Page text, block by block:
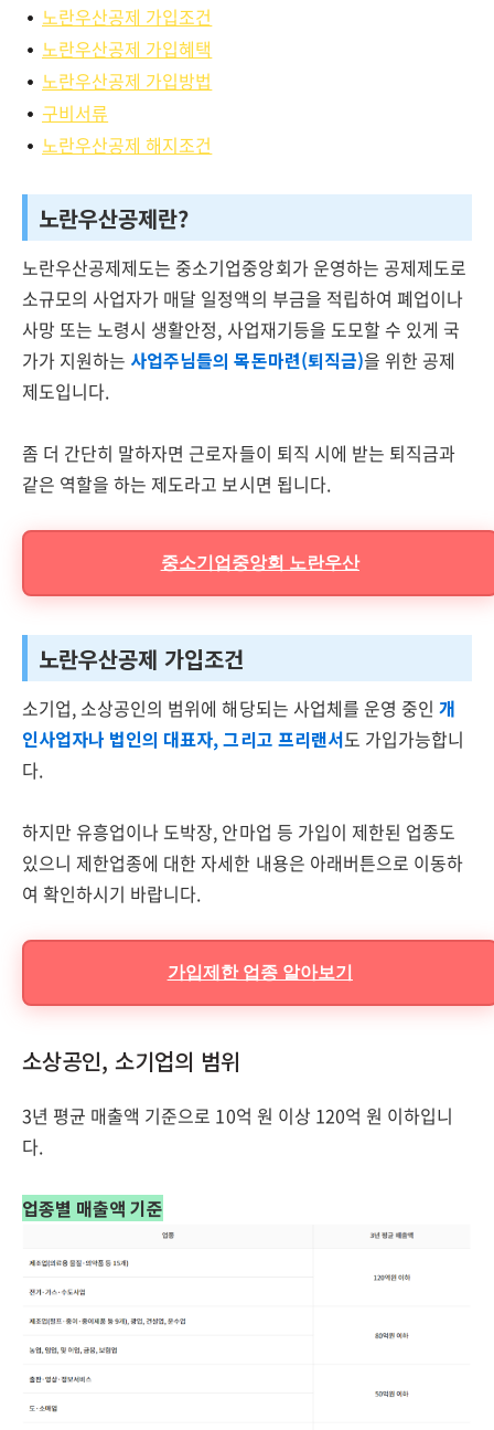
노란우산공제 가입조건
노란우산공제 가입혜택
노란우산공제 가입방법
구비서류
노란우산공제 해지조건
노란우산공제란?
노란우산공제제도는 중소기업중앙회가 운영하는 공제제도로
소규모의 사업자가 매달 일정액의 부금을 적립하여 폐업이나
사망 또는 노령시 생활안정, 사업재기등을 도모할 수 있게 국
가가 지원하는 사업주님들의 목돈마련(퇴직금)을 위한 공제
제도입니다.
좀 더 간단히 말하자면 근로자들이 퇴직 시에 받는 퇴직금과
같은 역할을 하는 제도라고 보시면 됩니다.
중소기업중앙회 노란우산
노란우산공제 가입조건
소기업, 소상공인의 범위에 해당되는 사업체를 운영 중인 개
인사업자나 법인의 대표자, 그리고 프리랜서도 가입가능합니
다.
하지만 유흥업이나 도박장, 안마업 등 가입이 제한된 업종도
있으니 제한업종에 대한 자세한 내용은 아래버튼으로 이동하
여 확인하시기 바랍니다.
가입제한 업종 알아보기
소상공인, 소기업의 범위
3년 평균 매출액 기준으로 10억 원 이상 120억 원 이하입니
다.
업종별 매출액 기준